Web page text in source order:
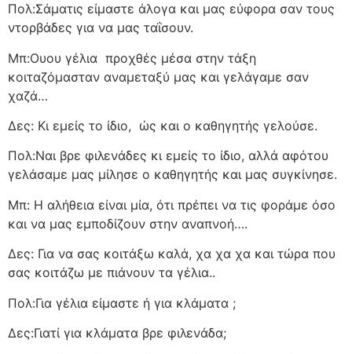
Πολ:Σάματις είμαστε άλογα και μας εύφορα σαν τους
ντορβάδες για να μας ταΐσουν.
Μπ:Ουου γέλια προχθές μέσα στην τάξη
κοιταζόμασταν αναμεταξύ μας και γελάγαμε σαν
χαζά…
Δες: Κι εμείς το ίδιο, ώς και ο καθηγητής γελούσε.
Πολ:Ναι βρε φιλενάδες κι εμείς το ίδιο, αλλά αφότου
γελάσαμε μας μίλησε ο καθηγητής και μας συγκίνησε.
Μπ: Η αλήθεια είναι μία, ότι πρέπει να τις φοράμε όσο
και να μας εμποδίζουν στην αναπνοή….
Δες: Για να σας κοιτάξω καλά, χα χα χα και τώρα που
σας κοιτάζω με πιάνουν τα γέλια..
Πολ:Για γέλια είμαστε ή για κλάματα ;
Δες:Γιατί για κλάματα βρε φιλενάδα;